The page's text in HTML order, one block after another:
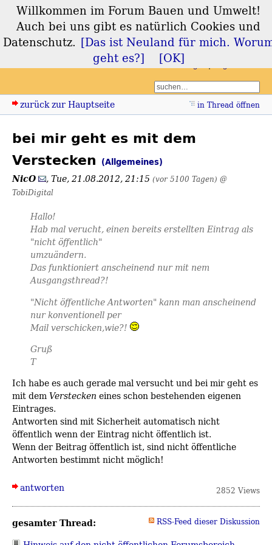
Forum Bauen und
Umwelt
zurück zur Hauptseite in Thread öffnen
bei mir geht es mit dem
Verstecken (Allgemeines)
NicO ,Tue, 21.08.2012, 21:15 (vor 5100 Tagen) @
TobiDigital
Hallo!
Hab mal verucht, einen bereits erstellten Eintrag als
"nicht öffentlich"
umzuändern.
Das funktioniert anscheinend nur mit nem
Ausgangsthread?!
"Nicht öffentliche Antworten" kann man anscheinend
nur konventionell per
Mail verschicken,wie?!
Gruß
T
Ich habe es auch gerade mal versucht und bei mir geht es
mit demVerstecken eines schon bestehenden eigenen
Eintrages.
Antworten sind mit Sicherheit automatisch nicht
öffentlich wenn der Eintrag nicht öffentlich ist.
Wenn der Beitrag öffentlich ist, sind nicht öffentliche
Antworten bestimmt nicht möglich!
antworten 2852 Views
gesamter Thread: RSS-Feed dieser Diskussion
Willkommen im Forum Bauen und Umwelt!
Auch bei uns gibt es natürlich Cookies und
Datenschutz. [Das ist Neuland für mich.
geht es?]
[OK]